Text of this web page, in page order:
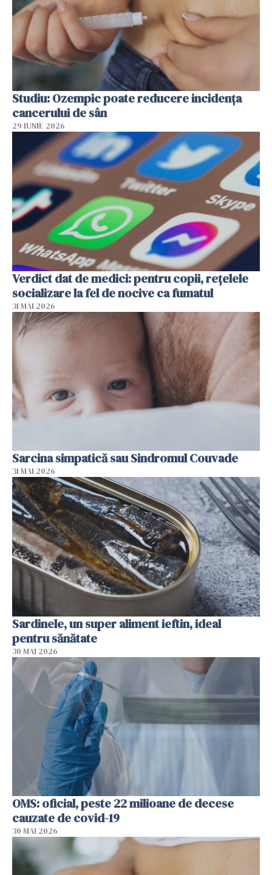
Studiu: Ozempic poate reducere incidența
cancerului de sân
29 IUNIE 2026
Verdict dat de medici: pentru copii, rețelele
socializare la fel de nocive ca fumatul
31 MAI 2026
Sarcina simpatică sau Sindromul Couvade
31 MAI 2026
Sardinele, un super aliment ieftin, ideal
pentru sănătate
30 MAI 2026
OMS: oficial, peste 22 milioane de decese
cauzate de covid-19
30 MAI 2026